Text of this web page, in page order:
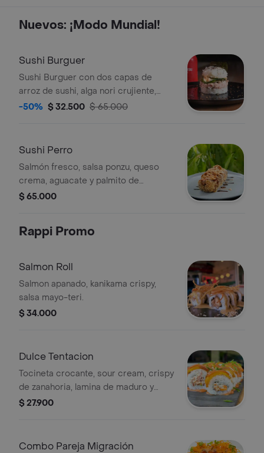
Nuevos: ¡Modo Mundial!
Sushi Burguer
Sushi Burguer con dos capas de
arroz de sushi, alga nori crujiente,
salmón fresco, queso crema, limón,
-50% $ 32.500 $ 65.000
Sushi Perro
Salmón fresco, salsa ponzu, queso
crema, aguacate y palmito de
cangrejo, arroz de sushi tempura para
$ 65.000
Rappi Promo
Salmon Roll
Salmon apanado, kanikama crispy,
salsa mayo-teri.
$ 34.000
Dulce Tentacion
Tocineta crocante, sour cream, crispy
de zanahoria, lamina de maduro y
nuestra jalea de guayaba
$ 27.900
Combo Pareja Migración